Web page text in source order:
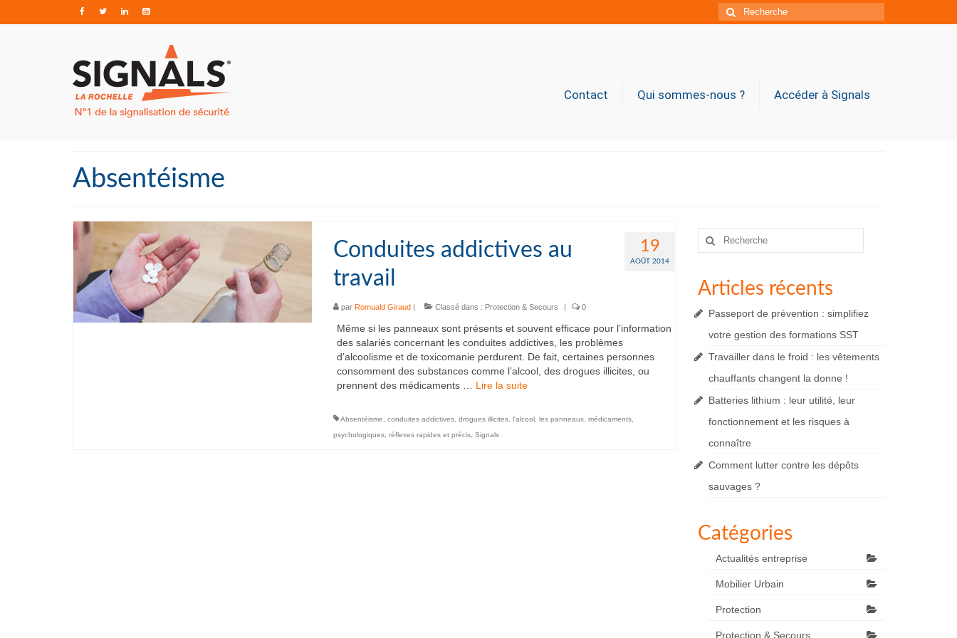
Rechercher
:
Contact Qui sommes-nous ? Accéder à Signals
Absentéisme
19
AOÛT 2014
Conduites addictives au
travail
par Romuald Giraud| Classé dans : Protection & Secours | 0
Même si les panneaux sont présents et souvent efficace pour l’information
des salariés concernant les conduites addictives, les problèmes
d’alcoolisme et de toxicomanie perdurent. De fait, certaines personnes
consomment des substances comme l’alcool, des drogues illicites, ou
prennent des médicaments … Lire la suite­­
Absentéisme conduites addictives, drogues illicites, l'alcool, les panneaux, médicaments,
psychologiques, réflexes rapides et précis, Signals
Rechercher
Articles récents
Passeport de prévention : simplifiez
votre gestion des formations SST
Travailler dans le froid : les vêtements
chauffants changent la donne !
Batteries lithium : leur utilité, leur
fonctionnement et les risques à
connaître
Comment lutter contre les dépôts
sauvages ?
Catégories
Actualités entreprise
Mobilier Urbain
Protection
Protection & Secours